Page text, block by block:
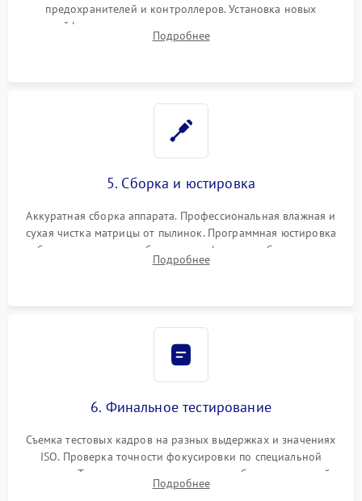
предохранителей и контроллеров. Установка новых
шлейфов, дисплея, механизма затвора или двигателя
автофокуса. Восстановление геометрии тубуса объектива
Подробнее
5. Сборка и юстировка
Аккуратная сборка аппарата. Профессиональная влажная и
сухая чистка матрицы от пылинок. Программная юстировка
рабочего отрезка, калибровка автофокуса, стабилизатора и
экспозамера с помощью сервисного ПО.
Подробнее
6. Финальное тестирование
Съемка тестовых кадров на разных выдержках и значениях
ISO. Проверка точности фокусировки по специальной
мишени. Тест записи на карту памяти, работы встроенной
вспышки, микрофона и всех кнопок управления.
Подробнее